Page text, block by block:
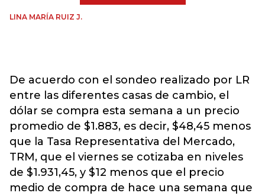
LINA MARÍA RUIZ J.
De acuerdo con el sondeo realizado por LR
entre las diferentes casas de cambio, el
dólar se compra esta semana a un precio
promedio de $1.883, es decir, $48,45 menos
que la Tasa Representativa del Mercado,
TRM, que el viernes se cotizaba en niveles
de $1.931,45, y $12 menos que el precio
medio de compra de hace una semana que